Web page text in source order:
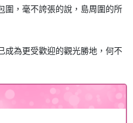
圍，毫不誇張的說，島周圍的所
成為更受歡迎的觀光勝地，何不